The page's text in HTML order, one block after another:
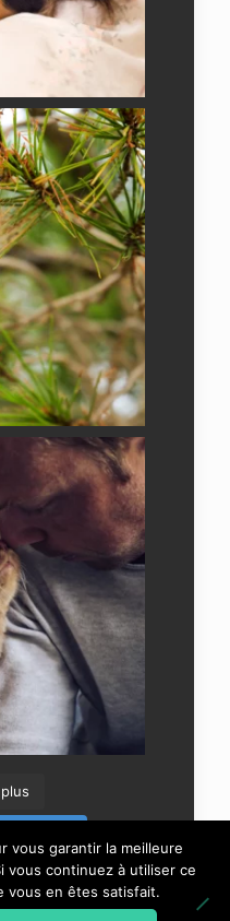
vous garantir la meilleure
vous continuez à utiliser ce
vous en êtes satisfait.